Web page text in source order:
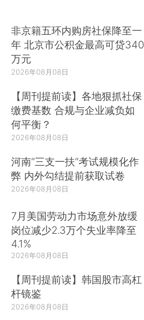
非京籍五环内购房社保降至一
年 北京市公积金最高可贷340
万元
2026年08月08日
【周刊提前读】各地狠抓社保
缴费基数 合规与企业减负如
何平衡？
2026年08月08日
河南“三支一扶”考试规模化作
弊 内外勾结提前获取试卷
2026年08月08日
7月美国劳动力市场意外放缓
岗位减少2.3万个失业率降至
4.1%
2026年08月08日
【周刊提前读】韩国股市高杠
杆镜鉴
2026年08月08日